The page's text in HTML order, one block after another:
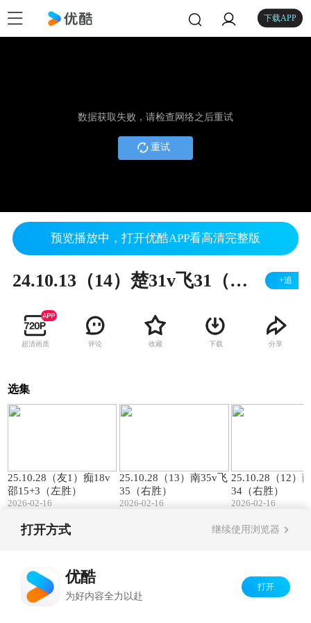
下载APP
数据获取失败，请检查网络之后重试
重试
预览播放中，打开优酷APP看高清完整版
24.10.13（14）楚31v飞31（右胜） +追
超清画质 评论 收藏 下载 分享
选集
25.10.28（友1）痴18v
邵15+3（左胜）
2026-02-16
25.10.28（13）南35v飞
35（右胜）
2026-02-16
25.10.28（12）
34（右胜）
2026-02-16
打开方式 继续使用浏览器
优酷
为好内容全力以赴
打开